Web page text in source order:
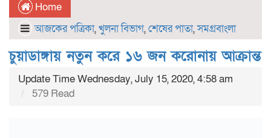
Home
আজকের পত্রিকা,খুলনা বিভাগ,শেষের পাতা,সমগ্রবাংলা
চুয়াডাঙ্গায় নতুন করে ১৬ জন করোনায় আক্রান্ত
Update Time Wednesday, July 15, 2020, 4:58 am
579 Read